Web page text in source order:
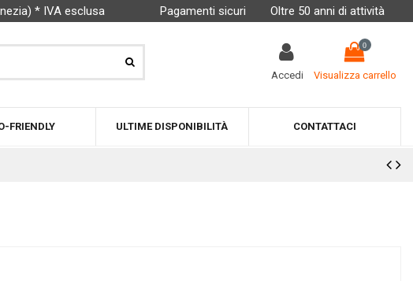
* IVA esclusa Pagamenti sicuri Oltre 50 anni di attività
Accedi
0
Visualizza carrello
FRIENDLY ULTIME DISPONIBILITÀ CONTATTACI